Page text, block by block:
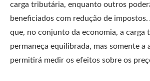
carga tributária, enquanto outros
beneficiados com redução de
que, no conjunto da economia, a carga
permaneça equilibrada, mas somente a
permitirá medir os efeitos sobre os